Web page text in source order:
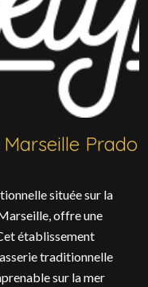
Prado
située sur la
offre une
établissement
traditionnelle
sur la mer